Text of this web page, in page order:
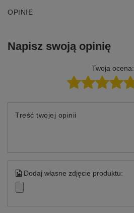
OPINIE
Napisz swoją opinię
Twoja ocena:
Treść twojej opinii
Dodaj własne zdjęcie produktu: